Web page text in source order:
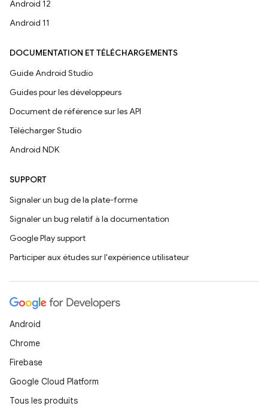
Android 12
Android 11
DOCUMENTATION ET TÉLÉCHARGEMENTS
Guide Android Studio
Guides pour les développeurs
Document de référence sur les API
Télécharger Studio
Android NDK
SUPPORT
Signaler un bug de la plate-forme
Signaler un bug relatif à la documentation
Google Play support
Participer aux études sur l'expérience utilisateur
Android
Chrome
Firebase
Google Cloud Platform
Tous les produits